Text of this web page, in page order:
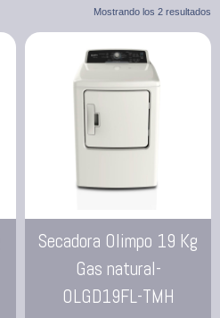
Mostrando los 2 resultados
Secadora Olimpo 19 Kg
Gas natural-
OLGD19FL-TMH